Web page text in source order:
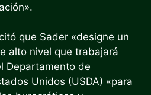
que Sader «designe un
alto nivel que trabajará
Departamento de
Unidos (USDA) «para